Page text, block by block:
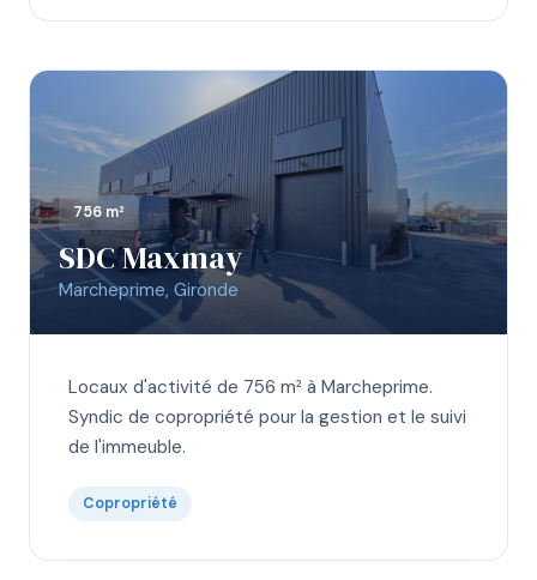
756 m²
SDC Maxmay
Marcheprime, Gironde
Locaux d'activité de 756 m² à Marcheprime.
Syndic de copropriété pour la gestion et le suivi
de l'immeuble.
Copropriété